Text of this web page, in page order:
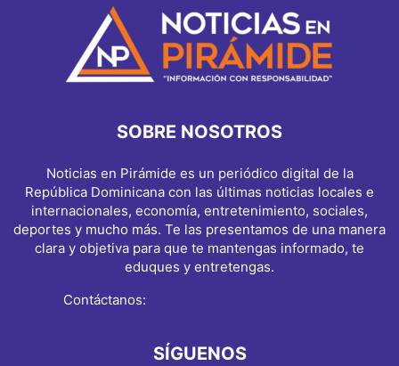
SOBRE NOSOTROS
Noticias en Pirámide es un periódico digital de la
República Dominicana con las últimas noticias locales e
internacionales, economía, entretenimiento, sociales,
deportes y mucho más. Te las presentamos de una manera
clara y objetiva para que te mantengas informado, te
eduques y entretengas.
Contáctanos:
SÍGUENOS